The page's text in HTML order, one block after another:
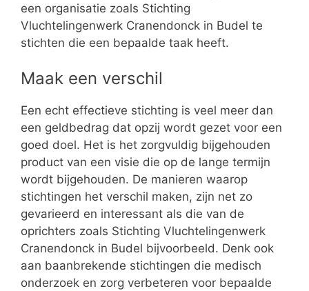
een organisatie zoals Stichting
Vluchtelingenwerk Cranendonck in Budel te
stichten die een bepaalde taak heeft.
Maak een verschil
Een echt effectieve stichting is veel meer dan
een geldbedrag dat opzij wordt gezet voor een
goed doel. Het is het zorgvuldig bijgehouden
product van een visie die op de lange termijn
wordt bijgehouden. De manieren waarop
stichtingen het verschil maken, zijn net zo
gevarieerd en interessant als die van de
oprichters zoals Stichting Vluchtelingenwerk
Cranendonck in Budel bijvoorbeeld. Denk ook
aan baanbrekende stichtingen die medisch
onderzoek en zorg verbeteren voor bepaalde